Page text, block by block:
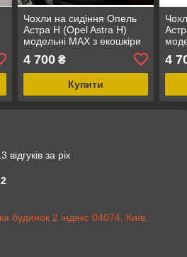
Чохли на сидіння Опель
Астра Н (Opel Astra H)
модельні MAX з екошкіри
4 700₴
Купити
4
за рік
будинок 2 індекс 04074, Київ,